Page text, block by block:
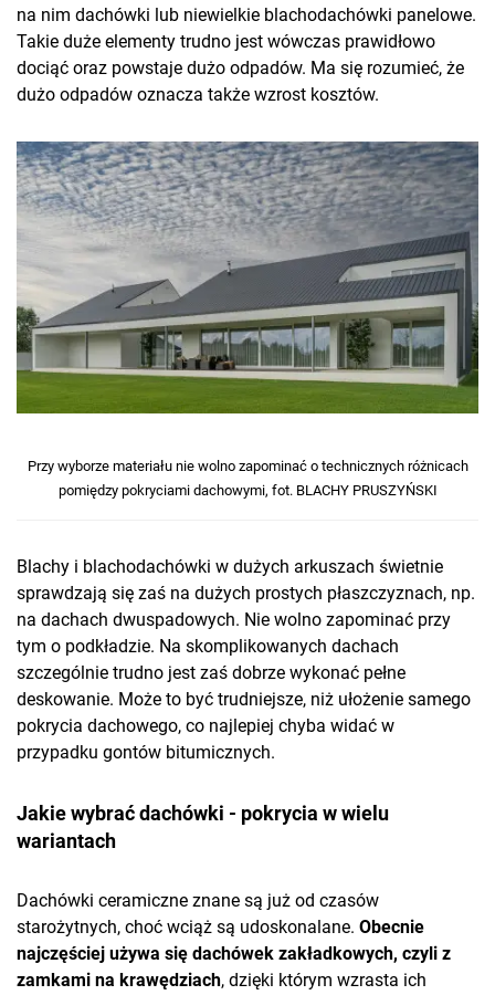
na nim dachówki lub niewielkie blachodachówki panelowe.
Takie duże elementy trudno jest wówczas prawidłowo
dociąć oraz powstaje dużo odpadów. Ma się rozumieć, że
dużo odpadów oznacza także wzrost kosztów.
Przy wyborze materiału nie wolno zapominać o technicznych różnicach
pomiędzy pokryciami dachowymi, fot. BLACHY PRUSZYŃSKI
Blachy i blachodachówki w dużych arkuszach świetnie
sprawdzają się zaś na dużych prostych płaszczyznach, np.
na dachach dwuspadowych. Nie wolno zapominać przy
tym o podkładzie. Na skomplikowanych dachach
szczególnie trudno jest zaś dobrze wykonać pełne
deskowanie. Może to być trudniejsze, niż ułożenie samego
pokrycia dachowego, co najlepiej chyba widać w
przypadku gontów bitumicznych.
Jakie wybrać dachówki - pokrycia w wielu
wariantach
Dachówki ceramiczne znane są już od czasów
starożytnych, choć wciąż są udoskonalane. Obecnie
najczęściej używa się dachówek zakładkowych, czyli z
zamkami na krawędziach, dzięki którym wzrasta ich